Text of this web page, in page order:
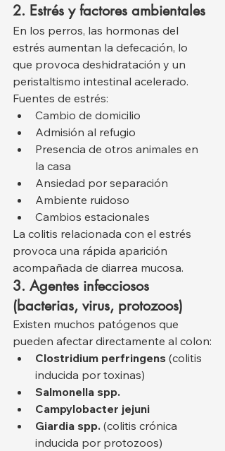
2. Estrés y factores ambientales
En los perros, las hormonas del
estrés aumentan la defecación, lo
que provoca deshidratación y un
peristaltismo intestinal acelerado.
Fuentes de estrés:
Cambio de domicilio
Admisión al refugio
Presencia de otros animales en
la casa
Ansiedad por separación
Ambiente ruidoso
Cambios estacionales
La colitis relacionada con el estrés
provoca una rápida aparición
acompañada de diarrea mucosa.
3. Agentes infecciosos
(bacterias, virus, protozoos)
Existen muchos patógenos que
pueden afectar directamente al colon:
Clostridium perfringens (colitis
inducida por toxinas)
Salmonella spp.
Campylobacter jejuni
Giardia spp. (colitis crónica
inducida por protozoos)